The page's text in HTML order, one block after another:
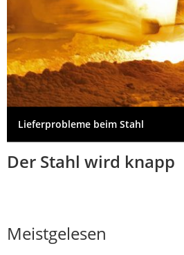
Lieferprobleme beim Stahl
Der Stahl wird knapp
Meistgelesen